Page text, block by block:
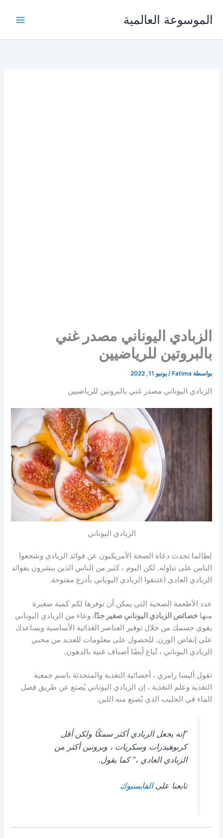
الموسوعة العالمية
الزبادي اليوناني مصدر غني
بالبروتين للرياضيين
بواسطة Fatima
/يونيو 11, 2022
الزبادي اليوناني مصدر غني بالبروتين للرياضيين
الزبادي اليوناني
لطالما تحدث دعاة الصحة الأمريكيون عن فوائد الزبادي وشجعوا
الناس على تناوله. لكن اليوم ، كثير من الناس الذين يبشرون بفوائد
الزبادي العادي اعتنقوا الزبادي اليوناني بأذرع مفتوحة.
عدد الأطعمة الصحية التي يمكن أن توفرها لكم كمية صغيرة
منهاخصائص الزبادي اليوناني صغير جدًا. وعاء من الزبادي اليوناني
يقوي جسمك من خلال توفير العناصر الغذائية الأساسية ويساعدك
على إنقاص الوزن. للحصول على معلومات للعديد من محبي
الزبادي اليوناني ، تُباع أيضًا أصناف غنية بالدهون.
تقول أليسا رامزي ، أخصائية التغذية والمتحدثة باسم جمعية
التغذية وعلم التغذية ، إن الزبادي اليوناني يُصنع عن طريق فصل
الماء في الحليب الذي يُصنع منه اللبن.
“إنه يجعل الزبادي أكثر سمكًا ولكن أقل
كربوهيدرات وسكريات ، وبروتين أكثر من
الزبادي العادي ،” كما يقول.
تابعنا علىالفايسبوك